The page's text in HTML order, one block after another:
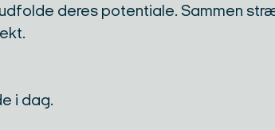
deres potentiale. Sammen
i dag.